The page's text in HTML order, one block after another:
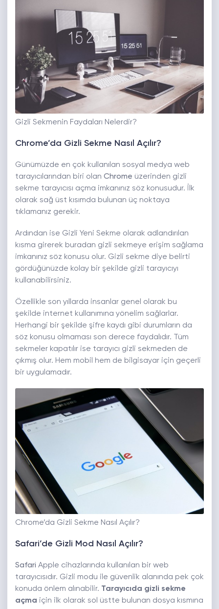
Gizli Sekmenin Faydaları Nelerdir?
Chrome’da Gizli Sekme Nasıl Açılır?
Günümüzde en çok kullanılan sosyal medya web
tarayıcılarından biri olan Chrome üzerinden gizli
sekme tarayıcısı açma imkanınız söz konusudur. İlk
olarak sağ üst kısımda bulunan üç noktaya
tıklamanız gerekir.
Ardından ise Gizli Yeni Sekme olarak adlandırılan
kısma girerek buradan gizli sekmeye erişim sağlama
imkanınız söz konusu olur. Gizli sekme diye belirti
gördüğünüzde kolay bir şekilde gizli tarayıcıyı
kullanabilirsiniz.
Özellikle son yıllarda insanlar genel olarak bu
şekilde internet kullanımına yönelim sağlarlar.
Herhangi bir şekilde şifre kaydı gibi durumların da
söz konusu olmaması son derece faydalıdır. Tüm
sekmeler kapatılır ise tarayıcı gizli sekmeden de
çıkmış olur. Hem mobil hem de bilgisayar için geçerli
bir uygulamadır.
Chrome’da Gizli Sekme Nasıl Açılır?
Safari’de Gizli Mod Nasıl Açılır?
Safari Apple cihazlarında kullanılan bir web
tarayıcısıdır. Gizli modu ile güvenlik alanında pek çok
konuda önlem alınabilir. Tarayıcıda gizli sekme
açma için ilk olarak sol üstte bulunan dosya kısmına